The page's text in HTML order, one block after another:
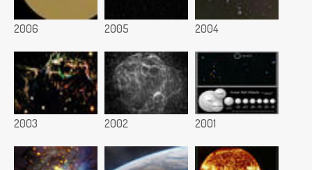
2006 2005 2004
2003 2002 2001